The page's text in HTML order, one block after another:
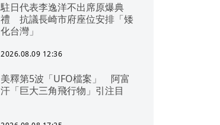
駐日代表李逸洋不出席原爆典
禮 抗議長崎市府座位安排「矮
化台灣」
2026.08.09 12:36
美釋第5波「UFO檔案」 阿富
汗「巨大三角飛行物」引注目